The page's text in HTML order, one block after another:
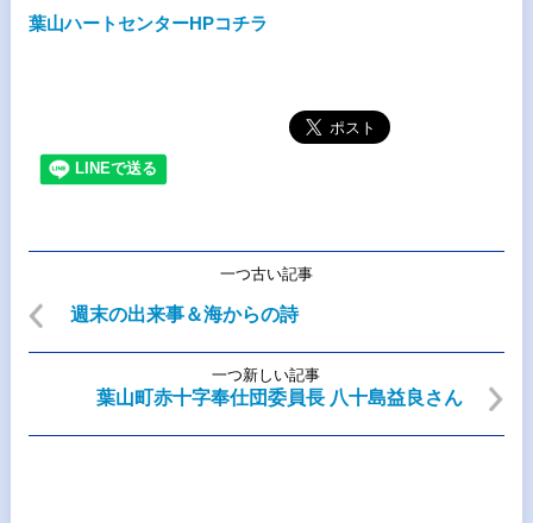
葉山ハートセンターHPコチラ
一つ古い記事
週末の出来事＆海からの詩
一つ新しい記事
葉山町赤十字奉仕団委員長 八十島益良さん